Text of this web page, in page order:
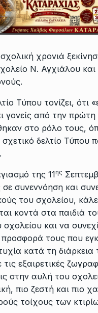
χρονιά
Ν. Αγχιάλου
Τύπου τονίζει, ότι
γονείς από την πρώτη
στο ρόλο τους,
σχετικό δελτίο Τύπου
της 11ης
σε συνεννόηση και
του σχολείου,
κοντά στα παιδιά
και να
προσφορά τους που
κατά τη διάρκεια
εξαιρετικές
στην αυλή του
πιο ζεστή και πιο
τοίχους των